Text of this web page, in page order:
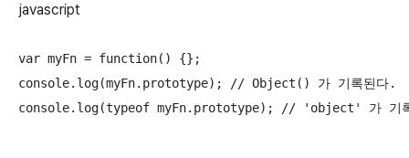
javascript
var myFn = function() {};
console.log(myFn.prototype); // Object() 가 기록된다.
console.log(typeof myFn.prototype); // 'object' 가 기